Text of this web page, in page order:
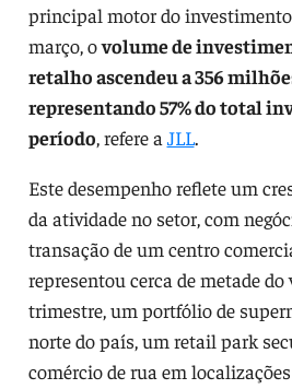
principal motor do
março, ovolume de
retalho ascendeu a 356
representando 57% do total
período, refere a JLL.
Este desempenho reflete um
da atividade no setor, com
transação de um centro
representou cerca de metade
trimestre, um portfólio de
norte do país, um retail park
comércio de rua em